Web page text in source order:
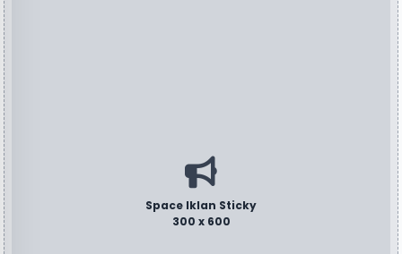
Space Iklan Sticky
300 x 600